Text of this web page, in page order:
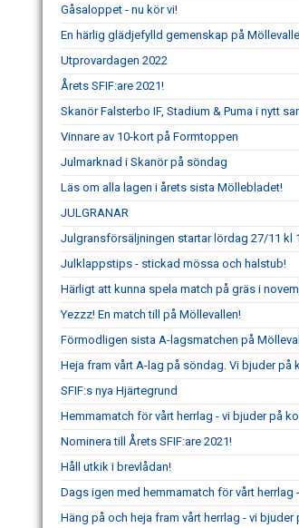
Gåsaloppet - nu kör vi!
En härlig glädjefylld gemenskap på
Utprovardagen 2022
Årets SFIF:are 2021!
Skanör Falsterbo IF, Stadium & Puma i nytt
Vinnare av 10-kort på Formtoppen
Julmarknad i Skanör på söndag
Läs om alla lagen i årets sista Möllebladet!
JULGRANAR
Julgransförsäljningen startar lördag 27/11 kl
Julklappstips - stickad mössa och halstub!
Härligt att kunna spela match på gräs i
Yezzz! En match till på Möllevallen!
Förmodligen sista A-lagsmatchen på
Heja fram vårt A-lag på söndag. Vi bjuder på
SFIF:s nya Hjärtegrund
Hemmamatch för vårt herrlag - vi bjuder på
Nominera till Årets SFIF:are 2021!
Håll utkik i brevlådan!
Dags igen med hemmamatch för vårt herrlag
Häng på och heja fram vårt herrlag - vi bjuder